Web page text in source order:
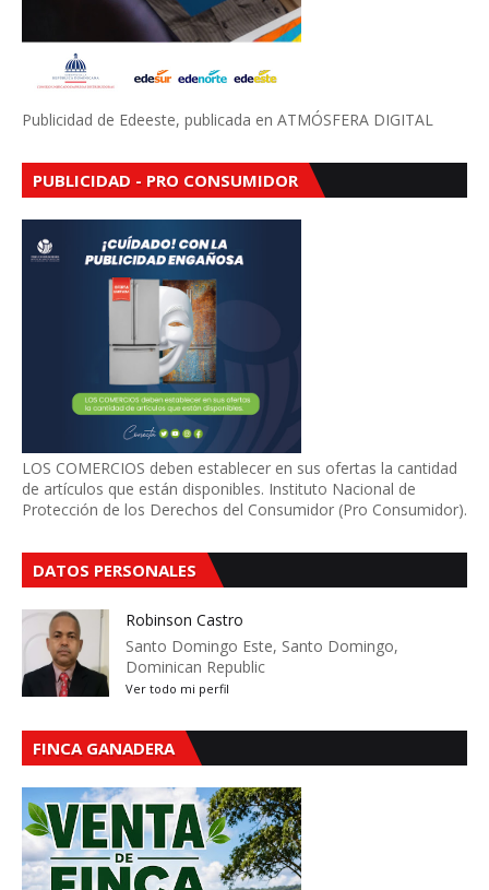
Publicidad de Edeeste, publicada en ATMÓSFERA DIGITAL
PUBLICIDAD - PRO CONSUMIDOR
LOS COMERCIOS deben establecer en sus ofertas la cantidad
de artículos que están disponibles. Instituto Nacional de
Protección de los Derechos del Consumidor (Pro Consumidor).
DATOS PERSONALES
Robinson Castro
Santo Domingo Este, Santo Domingo,
Dominican Republic
Ver todo mi perfil
FINCA GANADERA